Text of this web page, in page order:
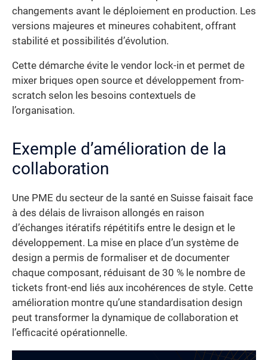
changements avant le déploiement en production. Les
versions majeures et mineures cohabitent, offrant
stabilité et possibilités d’évolution.
Cette démarche évite le vendor lock-in et permet de
mixer briques open source et développement from-
scratch selon les besoins contextuels de
l’organisation.
Exemple d’amélioration de la
collaboration
Une PME du secteur de la santé en Suisse faisait face
à des délais de livraison allongés en raison
d’échanges itératifs répétitifs entre le design et le
développement. La mise en place d’un système de
design a permis de formaliser et de documenter
chaque composant, réduisant de 30 % le nombre de
tickets front-end liés aux incohérences de style. Cette
amélioration montre qu’une standardisation design
peut transformer la dynamique de collaboration et
l’efficacité opérationnelle.